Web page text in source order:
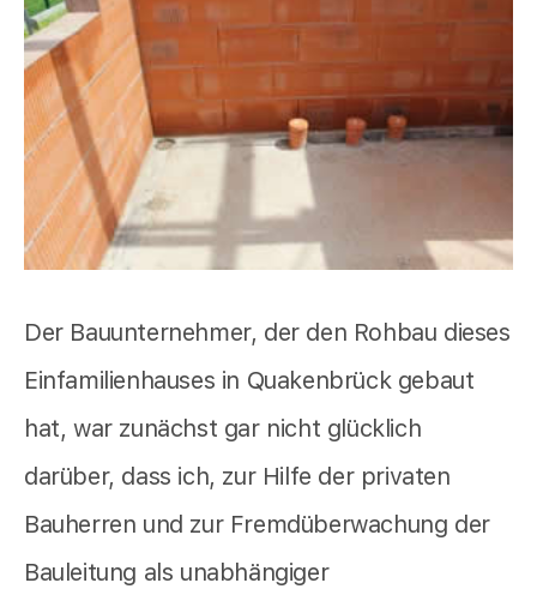
Der Bauunternehmer, der den Rohbau dieses
Einfamilienhauses in Quakenbrück gebaut
hat, war zunächst gar nicht glücklich
darüber, dass ich, zur Hilfe der privaten
Bauherren und zur Fremdüberwachung der
Bauleitung als unabhängiger